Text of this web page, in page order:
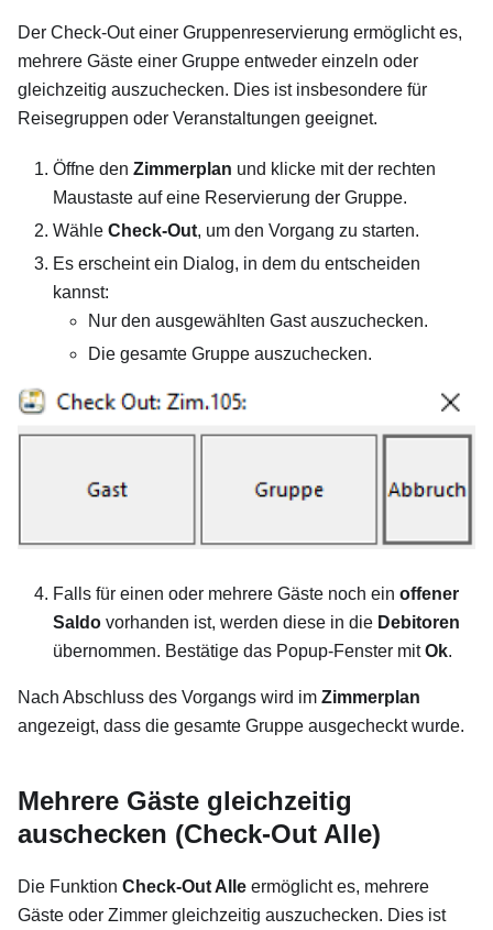
Der Check-Out einer Gruppenreservierung ermöglicht es,
mehrere Gäste einer Gruppe entweder einzeln oder
gleichzeitig auszuchecken. Dies ist insbesondere für
Reisegruppen oder Veranstaltungen geeignet.
Öffne den Zimmerplan und klicke mit der rechten
Maustaste auf eine Reservierung der Gruppe.
Wähle Check-Out, um den Vorgang zu starten.
Es erscheint ein Dialog, in dem du entscheiden
kannst:
Nur den ausgewählten Gast auszuchecken.
Die gesamte Gruppe auszuchecken.
Falls für einen oder mehrere Gäste noch ein offener
Saldo vorhanden ist, werden diese in die Debitoren
übernommen. Bestätige das Popup-Fenster mitOk.
Nach Abschluss des Vorgangs wird im Zimmerplan
angezeigt, dass die gesamte Gruppe ausgecheckt wurde.
Mehrere Gäste gleichzeitig
auschecken (Check-Out Alle)
Die Funktion Check-Out Alle ermöglicht es, mehrere
Gäste oder Zimmer gleichzeitig auszuchecken. Dies ist